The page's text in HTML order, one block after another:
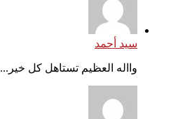
سيد أحمد
وااله العظيم تستاهل كل خير...